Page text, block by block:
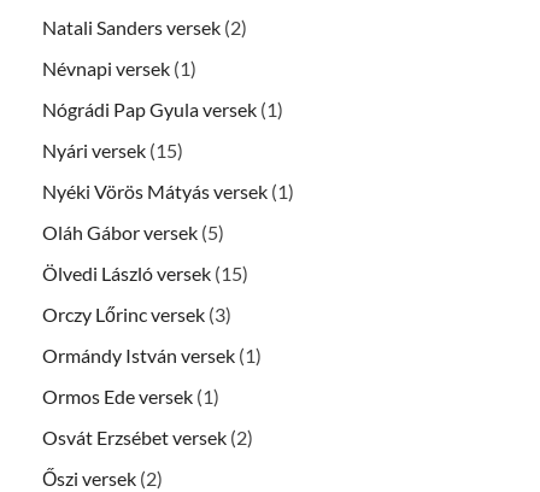
Natali Sanders versek (2)
Névnapi versek (1)
Nógrádi Pap Gyula versek (1)
Nyári versek (15)
Nyéki Vörös Mátyás versek (1)
Oláh Gábor versek (5)
Ölvedi László versek (15)
Orczy Lőrinc versek (3)
Ormándy István versek (1)
Ormos Ede versek (1)
Osvát Erzsébet versek (2)
Őszi versek (2)